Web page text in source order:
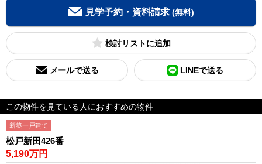
見学予約・資料請求 (無料)
検討リスト
メールで送る LINEで送る
この物件を見ている人におすすめの物件
新築一戸建て
松戸新田426番
5,190万円